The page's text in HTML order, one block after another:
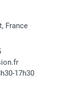
France
17h30